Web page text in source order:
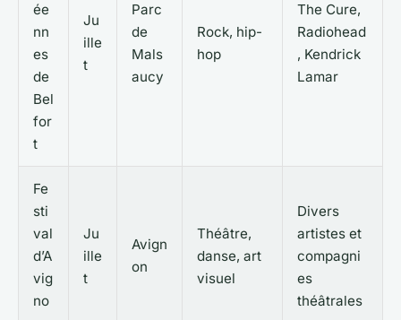
ée
nn
es
de
Bel
for
t
Ju
ille
t
Parc
de
Mals
aucy
Rock, hip-
hop
The Cure,
Radiohead
, Kendrick
Lamar
Fe
sti
val
d’A
vig
no
Ju
ille
t
Avign
on
Théâtre,
danse, art
visuel
Divers
artistes et
compagni
es
théâtrales